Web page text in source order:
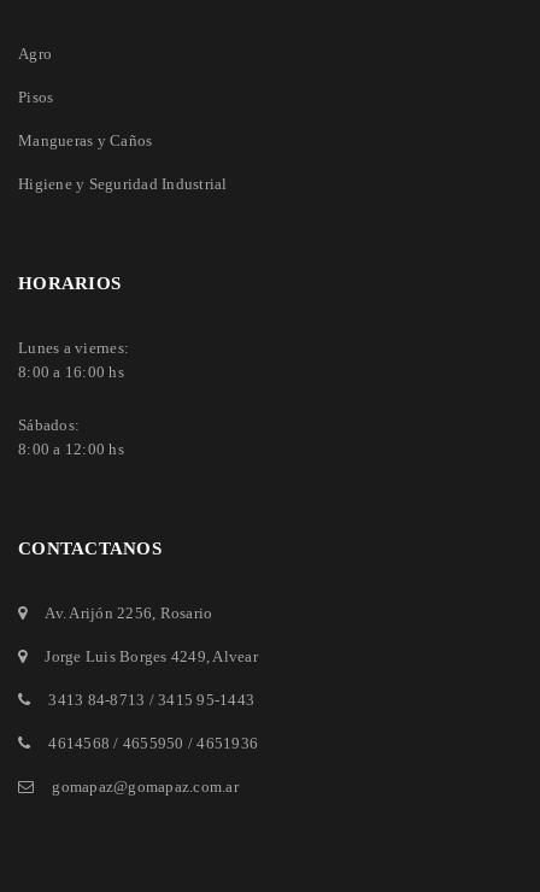
Agro
Pisos
Mangueras y Caños
Higiene y Seguridad Industrial
HORARIOS
Lunes a viernes:
8:00 a 16:00 hs
Sábados:
8:00 a 12:00 hs
CONTACTANOS
Av. Arijón 2256 , Rosario
Jorge Luis Borges 4249 , Alvear
3413 84-8713 / 3415 95-1443
4614568 / 4655950 / 4651936
gomapaz@gomapaz.com.ar